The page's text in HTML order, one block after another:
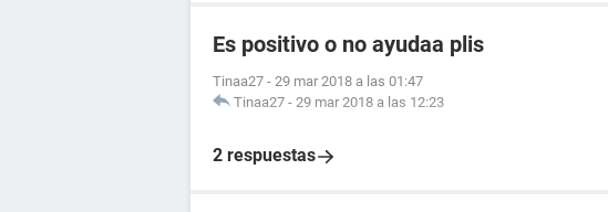
Es positivo o no ayudaa plis
Tinaa27 - 29 mar 2018 a las 01:47
Tinaa27 - 29 mar 2018 a las 12:23
2 respuestas